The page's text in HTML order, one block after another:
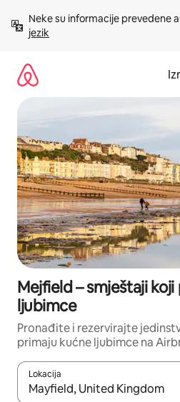
sadržaj
Neke su informacije prevedene
jezik
Mejfield – smještaji
ljubimce
Pronađite i rezervirajte
primaju kućne ljubimce na
Lokacija
Kada budu dostupni rezultati,